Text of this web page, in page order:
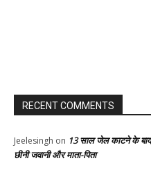
RECENT COMMENTS
Jeelesingh on 13 साल जेल काटने के
छीनी जवानी और माता-पिता